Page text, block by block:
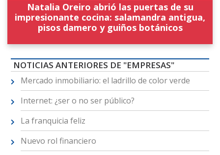
Natalia Oreiro abrió las puertas de su
impresionante cocina: salamandra antigua,
pisos damero y guiños botánicos
NOTICIAS ANTERIORES DE "EMPRESAS"
Mercado inmobiliario: el ladrillo de color verde
Internet: ¿ser o no ser público?
La franquicia feliz
Nuevo rol financiero